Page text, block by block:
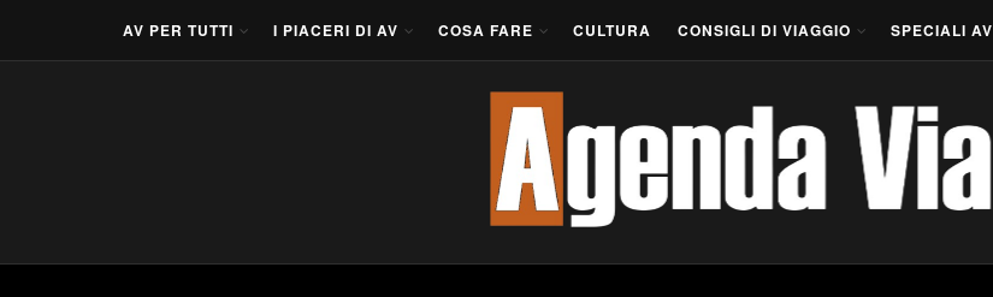
AV PER TUTTI I PIACERI DI AV COSA FARE CULTURA CONSIGLI DI VIAGGIO SPECIALI AV